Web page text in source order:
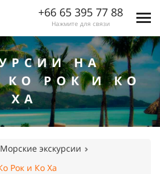
+66 65 395 77 88
Нажмите для связи
НА
КО РОК И КО
ХА
Морские экскурсии
Рок и Ко Ха